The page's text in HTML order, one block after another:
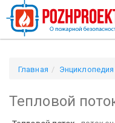
Главная Энциклопедия
Тепловой